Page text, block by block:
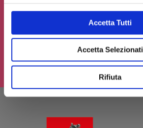
Accetta Tutti
Accetta Selezionati
Rifiuta
Carica un file se necessario